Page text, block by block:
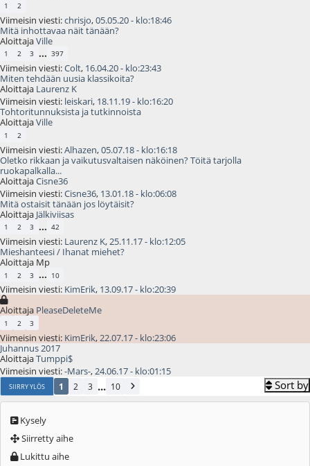
1 2
Viimeisin viesti:chrisjo,05.05.20 - klo:18:46
Mitä inhottavaa näit tänään?
AloittajaVille
1 2 3 ... 397
Viimeisin viesti:Colt, 16.04.20 - klo:23:43
Miten tehdään uusia klassikoita?
Aloittaja Laurenz K
Viimeisin viesti: leiskari, 18.11.19 - klo:16:20
Tohtoritunnuksista ja tutkinnoista
AloittajaVille
1 2
Viimeisin viesti:Alhazen,05.07.18 - klo:16:18
Oletko rikkaan ja vaikutusvaltaisen näköinen? Töitä tarjolla
ruokapalkalla...
AloittajaCisne36
Viimeisin viesti:Cisne36, 13.01.18 - klo:06:08
Mitä ostaisit tänään jos löytäisit?
Aloittaja Jälkiviisas
1 2 3 ... 42
Viimeisin viesti: Laurenz K,25.11.17 - klo:12:05
Mieshanteesi / Ihanat miehet?
Aloittaja Mp
1 2 3 ... 10
Viimeisin viesti: KimErik, 13.09.17 - klo:20:39
.
Aloittaja PleaseDeleteMe
1 2 3
Viimeisin viesti: KimErik,22.07.17 - klo:23:06
Juhannus 2017
AloittajaTumppi$
Viimeisin viesti:-Mars-,24.06.17 - klo:01:15
SIIRRY YLÖS 1 2 3 ... 10 Sort by
Kysely
Siirretty aihe
Lukittu aihe